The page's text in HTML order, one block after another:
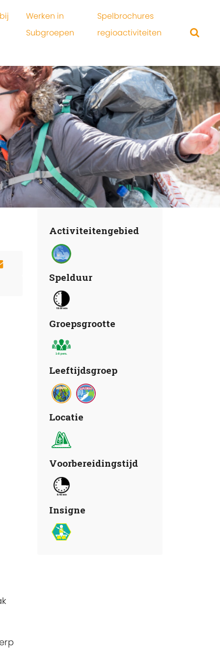
Werken in
Subgroepen
Spelbrochures
regioactiviteiten
Activiteitengebied
Spelduur
Groepsgrootte
Leeftijdsgroep
Locatie
Voorbereidingstijd
Insigne